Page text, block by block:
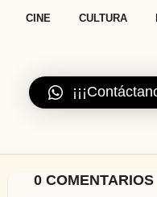
CINE CULTURA
0 COMENTARIOS